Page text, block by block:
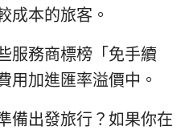
成本的旅客。
服務商標榜「免手續
用加進匯率溢價中。
備出發旅行？如果你在